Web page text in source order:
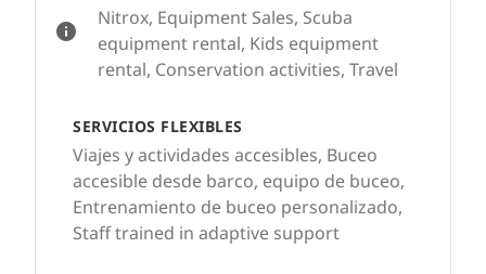
Nitrox, Equipment Sales, Scuba
equipment rental, Kids equipment
rental, Conservation activities, Travel
SERVICIOS FLEXIBLES
Viajes y actividades accesibles, Buceo
accesible desde barco, equipo de buceo,
Entrenamiento de buceo personalizado,
Staff trained in adaptive support